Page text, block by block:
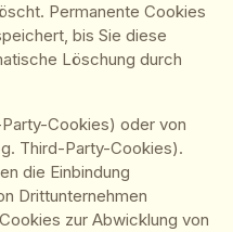
Permanente Cookies
bis Sie diese
Löschung durch
Cookies) oder von
Third-Party-Cookies).
die Einbindung
Drittunternehmen
zur Abwicklung von